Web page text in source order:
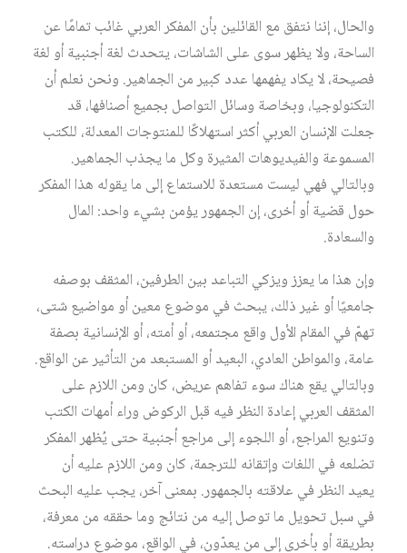
والحال، إننا نتفق مع القائلين بأن المفكر العربي غائب تمامًا عن
الساحة، ولا يظهر سوى على الشاشات، يتحدث لغة أجنبية أو لغة
فصيحة، لا يكاد يفهمها عدد كبير من الجماهير. ونحن نعلم أن
التكنولوجيا، وبخاصة وسائل التواصل بجميع أصنافها، قد
جعلت الإنسان العربي أكثر استهلاكًا للمنتوجات المعدلة، للكتب
المسموعة والفيديوهات المثيرة وكل ما يجذب الجماهير.
وبالتالي فهي ليست مستعدة للاستماع إلى ما يقوله هذا المفكر
حول قضية أو أخرى، إن الجمهور يؤمن بشيء واحد: المال
والسعادة.
وإن هذا ما يعزز ويزكي التباعد بين الطرفين، المثقف بوصفه
جامعيًا أو غير ذلك، يبحث في موضوع معين أو مواضيع شتى،
تهمّ في المقام الأول واقع مجتمعه، أو أمته، أو الإنسانية بصفة
عامة، والمواطن العادي، البعيد أو المستبعد من التأثير عن الواقع.
وبالتالي يقع هناك سوء تفاهم عريض، كان ومن اللازم على
المثقف العربي إعادة النظر فيه قبل الركوض وراء أمهات الكتب
وتنويع المراجع، أو اللجوء إلى مراجع أجنبية حتى يُظهر المفكر
تضلعه في اللغات وإتقانه للترجمة، كان ومن اللازم عليه أن
يعيد النظر في علاقته بالجمهور. بمعنى آخر، يجب عليه البحث
في سبل تحويل ما توصل إليه من نتائج وما حققه من معرفة،
بطريقة أو بأخرى إلى من يعدّون، في الواقع، موضوع دراسته.